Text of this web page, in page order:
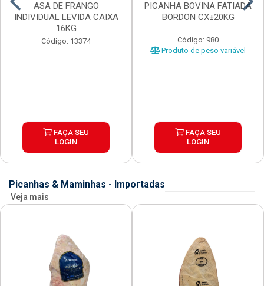
ASA DE FRANGO
INDIVIDUAL LEVIDA CAIXA
16KG
Código: 13374
FAÇA SEU
LOGIN
PICANHA BOVINA FATIADA
BORDON CX±20KG
Código: 980
Produto de peso variável
FAÇA SEU
LOGIN
Picanhas & Maminhas - Importadas
Veja mais